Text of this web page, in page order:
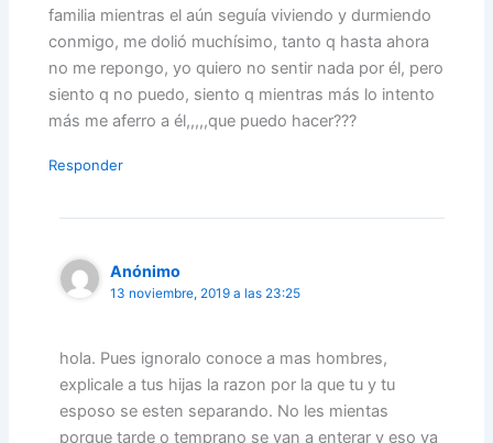
familia mientras el aún seguía viviendo y durmiendo
conmigo, me dolió muchísimo, tanto q hasta ahora
no me repongo, yo quiero no sentir nada por él, pero
siento q no puedo, siento q mientras más lo intento
más me aferro a él,,,,,que puedo hacer???
Responder
Anónimo
13 noviembre, 2019 a las 23:25
hola. Pues ignoralo conoce a mas hombres,
explicale a tus hijas la razon por la que tu y tu
esposo se esten separando. No les mientas
porque tarde o temprano se van a enterar y eso va